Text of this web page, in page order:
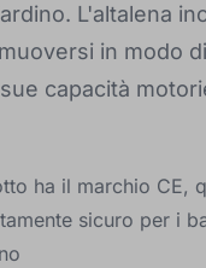
L'altalena
in modo
capacità
ha il marchio CE,
sicuro per i